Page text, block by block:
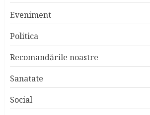
Eveniment
Politica
Recomandările noastre
Sanatate
Social